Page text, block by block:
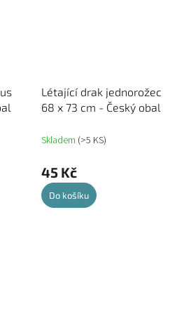
Létající drak jednorožec
68 x 73 cm - Český obal
Skladem (>5 KS)
45 Kč
Do košíku